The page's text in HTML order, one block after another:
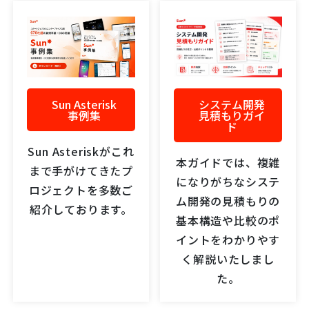
Sun Asterisk
事例集
Sun Asteriskがこれ
まで手がけてきたプ
ロジェクトを多数ご
紹介しております。
システム開発
見積もりガイ
ド
本ガイドでは、複雑
になりがちなシステ
ム開発の見積もりの
基本構造や比較のポ
イントをわかりやす
く解説いたしまし
た。